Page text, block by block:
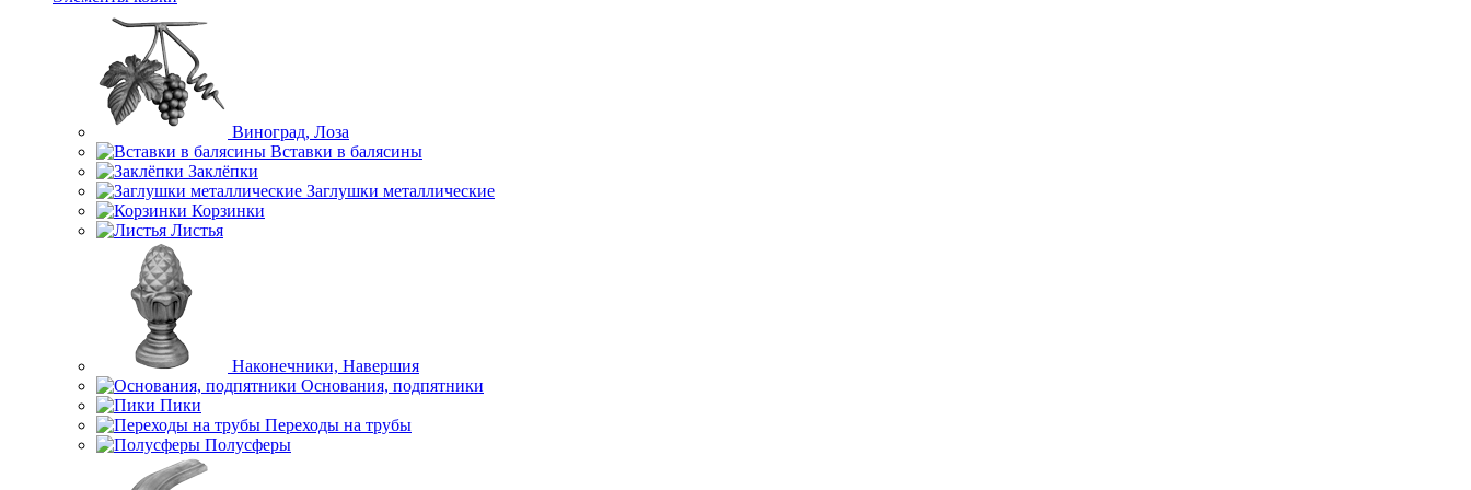
Виноград, Лоза
Вставки в балясины
Заклёпки
Заглушки металлические
Корзинки
Листья
Наконечники, Навершия
Основания, подпятники
Пики
Переходы на трубы
Полусферы